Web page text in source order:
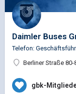
Daimler Buses
Telefon:
Berliner Straße
gbk-